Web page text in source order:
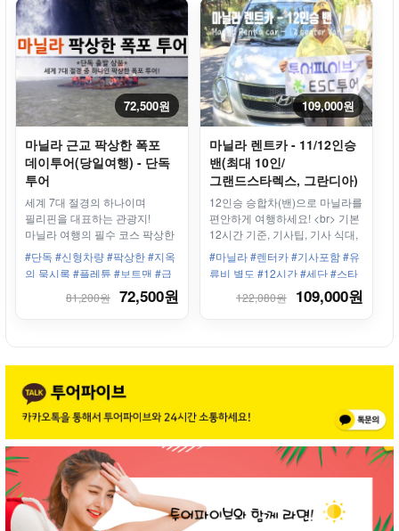
72,500원
마닐라 근교 팍상한 폭포
데이투어(당일여행) - 단독
투어
세계 7대 절경의 하나이며
필리핀을 대표하는 관광지!
마닐라 여행의 필수 코스 팍상한
폭포 투어! 여길 빼놓으면 마닐라
여행하신게 아니죠!
#단독 #신형차량 #팍상한 #지옥
의 묵시록 #플레튠 #보트맨 #급
81,200원 72,500원
109,000원
마닐라 렌트카 - 11/12인승
밴(최대 10인/
그랜드스타렉스, 그란디아)
+ 기사
12인승 승합차(밴)으로 마닐라를
편안하게 여행하세요! <br> 기본
12시간 기준, 기사팁, 기사 식대,
유류비, 톨게이트비용, 주차비 등
별도
#마닐라 #렌터카 #기사포함 #유
류비 별도 #12시간 #세단 #스타
랙스 #밴 #그란디아 #12인승 #9
122,080원 109,000원